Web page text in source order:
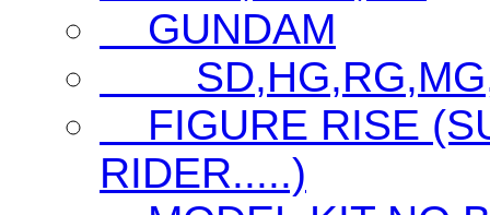
GUNDAM
FIGURE RISE
RIDER.....)